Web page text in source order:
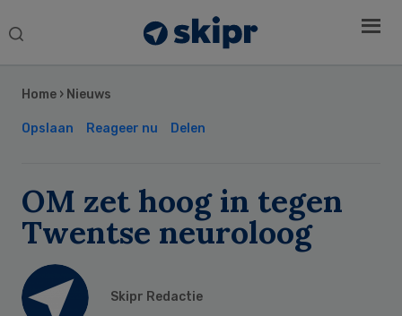
Search
Home › Nieuws
Opslaan Reageer nu Delen
OM zet hoog in tegen
Twentse neuroloog
Skipr Redactie
Sidebar